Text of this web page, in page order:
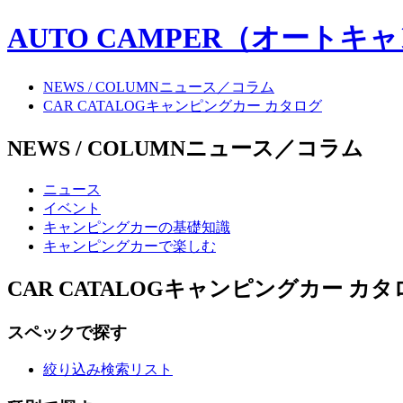
AUTO CAMPER（オートキャ
NEWS / COLUMNニュース／コラム
CAR CATALOGキャンピングカー カタログ
NEWS / COLUMNニュース／コラム
ニュース
イベント
キャンピングカーの基礎知識
キャンピングカーで楽しむ
CAR CATALOGキャンピングカー カタ
スペックで探す
絞り込み検索リスト